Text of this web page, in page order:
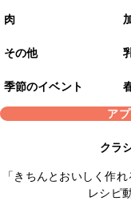
肉
その他
季節のイベント
ア
クラ
「きちんとおいしく作
レシピ